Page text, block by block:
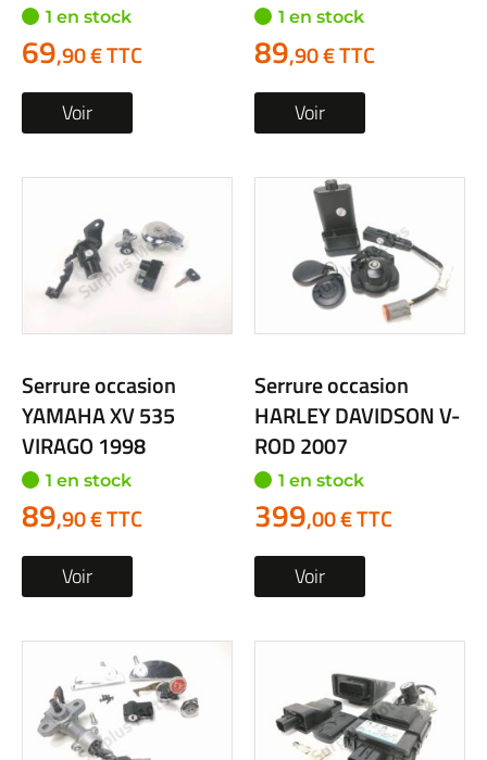
1 en stock
69,90 € TTC
Voir
1 en stock
89,90 € TTC
Voir
Serrure occasion
YAMAHA XV 535
VIRAGO 1998
1 en stock
89,90 € TTC
Voir
Serrure occasion
HARLEY DAVIDSON V-
ROD 2007
1 en stock
399,00 € TTC
Voir